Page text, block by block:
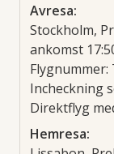
Avresa:
Stockholm,
ankomst
Flygnummer:
Incheckning
Direktflyg
Hemresa: